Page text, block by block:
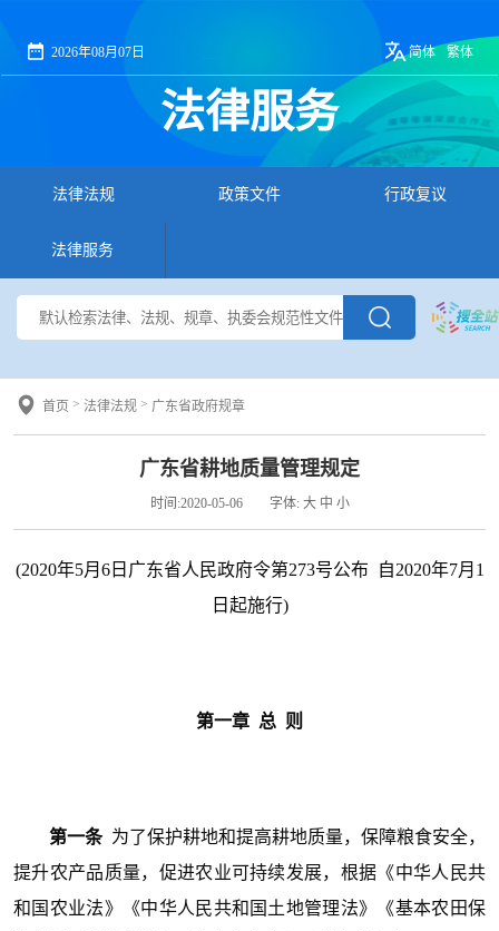
法律服务
2026年08月07日 简体 繁体
法律法规 政策文件 行政复议
法律服务
首页 > 法律法规 > 广东省政府规章
广东省耕地质量管理规定
时间:2020-05-06 字体: 大 中 小
(2020年5月6日广东省人民政府令第273号公布 自2020年7月1
日起施行)
第一章 总 则
第一条 为了保护耕地和提高耕地质量，保障粮食安全，
提升农产品质量，促进农业可持续发展，根据《中华人民共
和国农业法》《中华人民共和国土地管理法》《基本农田保